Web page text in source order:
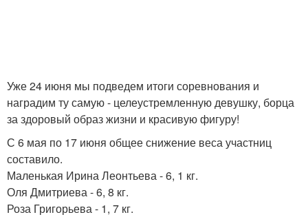
Уже 24 июня мы подведем итоги соревнования и
наградим ту самую - целеустремленную девушку, борца
за здоровый образ жизни и красивую фигуру!
С 6 мая по 17 июня общее снижение веса участниц
составило.
Маленькая Ирина Леонтьева - 6, 1 кг.
Оля Дмитриева - 6, 8 кг.
Роза Григорьева - 1, 7 кг.